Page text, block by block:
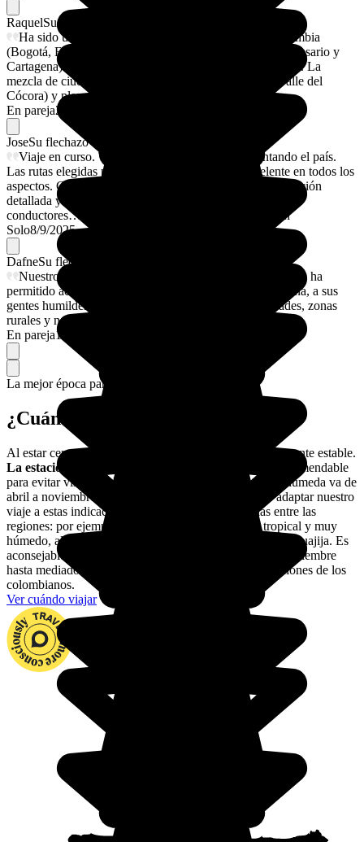
RaquelSu flechazo
Ha sido un viaje increíble de 14 días recorriendo Colombia
(Bogotá, Eje Cafetero, Medellín, Santa Marta, Islas del Rosario y
Cartagena) donde el país nos ha enamorado por completo. La
mezcla de ciudades vibrantes (Medellín), naturaleza (Valle del
Cócora) y playas (Islabela) ha sido impresionante.
En pareja29/9/2025
JoseSu flechazo
Viaje en curso. Todo excepcional. Me está encantando el país.
Las rutas elegidas preciosas y la organización excelente en todos los
aspectos. Contacto perma te con operador local e información
detallada y en avance de horarios , contacto de guías y
conductores… alojamientos muy cómodos y super bien
Solo8/9/2025
DafneSu flechazo
Nuestro viaje a Colombia en pareja fue excepcional. nos ha
permitido acercarnos un poco más a la cultura Colombiana, a sus
gentes humildes y cercanas y hemos descubierto ciudades, zonas
rurales y naturaleza excepcionales.
En pareja1/9/2025
La mejor época para ir.
¿Cuándo viajar a Colombia?
Al estar cerca del Ecuador, el clima en Colombia es bastante estable.
La estación seca dura de diciembre a marzo
, y es recomendable
para evitar visitar Colombia bajo la lluvia. La estación húmeda va de
abril a noviembre, con lluvias muy fuertes. Es mejor adaptar nuestro
viaje a estas indicaciones, así como a las diferencias entre las
regiones: por ejemplo, el clima en la Amazonia es tropical y muy
húmedo, algo más frío en altitud, y semi-desértico en el Guajija. Es
aconsejable evitar las semanas a partir de mediados de diciembre
hasta mediados de enero, en todo el país: son las vacaciones de los
colombianos.
Ver cuándo viajar